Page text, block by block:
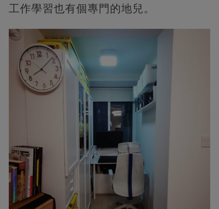
工作學習也有個專門的地兒。